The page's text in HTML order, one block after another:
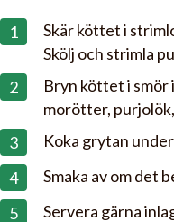
Skär köttet i
Skölj och strimla
Bryn köttet i smör
morötter,
Koka grytan
Smaka av om det
Servera gärna